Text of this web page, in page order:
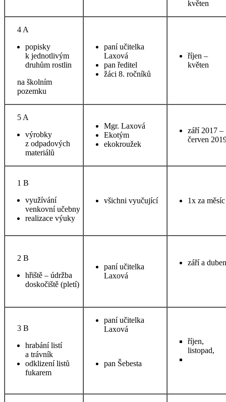
květen
4 A
popisky
k jednotlivým
druhům rostlin
na školním
pozemku
paní učitelka
Laxová
pan ředitel
žáci 8. ročníků
říjen –
květen
5 A
výrobky
z odpadových
materiálů
Mgr. Laxová
Ekotým
ekokroužek
září 2017 –
červen
1 B
využívání
venkovní učebny
realizace výuky
všichni vyučující 1x za měsíc
2 B
hřiště – údržba
doskočiště (pletí)
paní učitelka
Laxová
září a duben
3 B
hrabání listí
a trávník
odklizení listů
fukarem
paní učitelka
Laxová
pan Šebesta
říjen,
listopad,